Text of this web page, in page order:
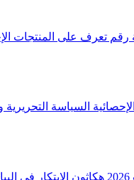
رقم تعرف على المنتجات
السياسة التحريرية
هكاثون الابتكار في